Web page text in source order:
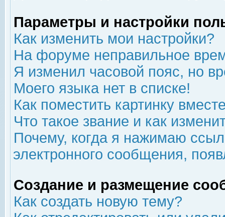
Параметры и настройки
Как изменить мои настройки?
На форуме неправильное
Я изменил часовой пояс, но
Моего языка нет в списке!
Как поместить картинку
Что такое звание и как
Почему, когда я нажимаю
электронного сообщения,
Создание и размещение
Как создать новую тему?